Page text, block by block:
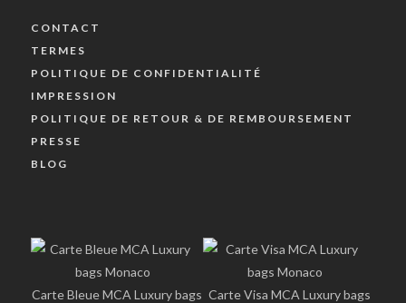
CONTACT
TERMES
POLITIQUE DE CONFIDENTIALITÉ
IMPRESSION
POLITIQUE DE RETOUR & DE REMBOURSEMENT
PRESSE
BLOG
Carte Bleue MCA Luxury bags Carte Visa MCA Luxury bags